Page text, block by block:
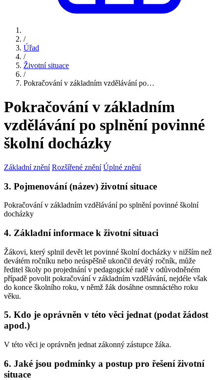
/
Úřad
/
Životní situace
/
Pokračování v základním vzdělávání po…
Pokračování v základním
vzdělávání po splnění povinné
školní docházky
Základní znění Rozšířené znění Úplné znění
3. Pojmenování (název) životní situace
Pokračování v základním vzdělávání po splnění povinné školní
docházky
4. Základní informace k životní situaci
Žákovi, který splnil devět let povinné školní docházky v nižším než
devátém ročníku nebo neúspěšně ukončil devátý ročník, může
ředitel školy po projednání v pedagogické radě v odůvodněném
případě povolit pokračování v základním vzdělávání, nejdéle však
do konce školního roku, v němž žák dosáhne osmnáctého roku
věku.
5. Kdo je oprávněn v této věci jednat (podat žádost
apod.)
V této věci je oprávněn jednat zákonný zástupce žáka.
6. Jaké jsou podmínky a postup pro řešení životní
situace